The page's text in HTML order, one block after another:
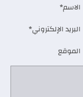
الاسم*
البريد الإلكتروني*
الموقع